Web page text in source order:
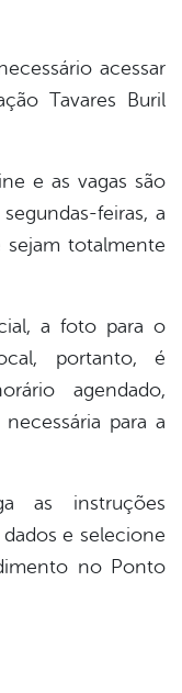
acessar
Tavares Buril
e as vagas são
feiras, a
totalmente
a foto para o
portanto, é
agendado,
para a
as instruções
e selecione
no Ponto